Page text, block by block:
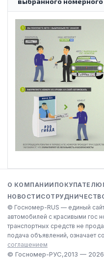
© Госномер-RUS — единый
автомобилей с красивыми гос
транспортных средств не
подача объявлений, означает
соглашением
О КОМПАНИИ ПОКУПАТЕЛЮ
НОВОСТИ
© Госномер-РУС,2013 — 2026